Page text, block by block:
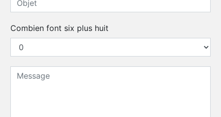
Combien font six plus huit